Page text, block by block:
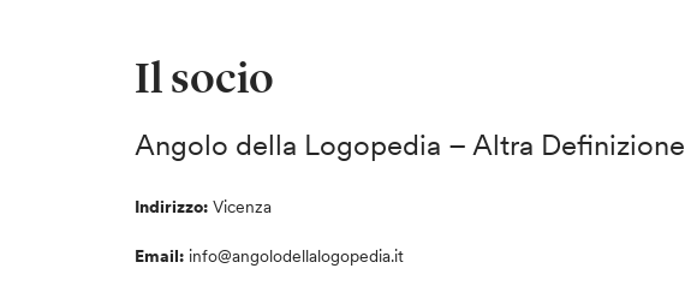
Il socio
Angolo della Logopedia – Altra Definizione
Indirizzo: Vicenza
Email: info@angolodellalogopedia.it